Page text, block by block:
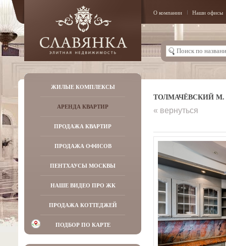
О компании Наши офисы
ЖИЛЫЕ КОМПЛЕКСЫ
АРЕНДА КВАРТИР
ПРОДАЖА КВАРТИР
ПРОДАЖА ОФИСОВ
ПЕНТХАУСЫ МОСКВЫ
НАШЕ ВИДЕО ПРО ЖК
ПРОДАЖА КОТТЕДЖЕЙ
ПОДБОР ПО КАРТЕ
ТОЛМАЧЁВСКИЙ М.
« вернуться